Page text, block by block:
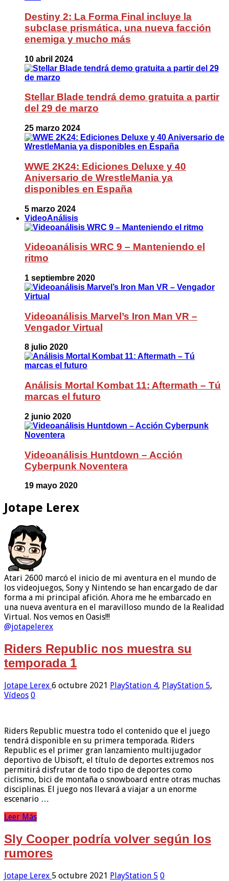
Destiny 2: La Forma Final incluye la
subclase prismática, una nueva facción
enemiga y mucho más
10 abril 2024
Stellar Blade tendrá demo gratuita a partir
del 29 de marzo
25 marzo 2024
WWE 2K24: Ediciones Deluxe y 40
Aniversario de WrestleMania ya
disponibles en España
5 marzo 2024
VideoAnálisis
Videoanálisis WRC 9 – Manteniendo el
ritmo
1 septiembre 2020
Videoanálisis Marvel’s Iron Man VR –
Vengador Virtual
8 julio 2020
Análisis Mortal Kombat 11: Aftermath – Tú
marcas el futuro
2 junio 2020
Videoanálisis Huntdown – Acción
Cyberpunk Noventera
19 mayo 2020
Jotape Lerex
Atari 2600 marcó el inicio de mi aventura en el mundo de
los videojuegos, Sony y Nintendo se han encargado de dar
forma a mi principal afición. Ahora me he embarcado en
una nueva aventura en el maravilloso mundo de la Realidad
Virtual. Nos vemos en Oasis!!!
@jotapelerex
Riders Republic nos muestra su
temporada 1
Jotape Lerex 6 octubre 2021 PlayStation 4, PlayStation 5,
Vídeos 0
Riders Republic muestra todo el contenido que el juego
tendrá disponible en su primera temporada. Riders
Republic es el primer gran lanzamiento multijugador
deportivo de Ubisoft, el título de deportes extremos nos
permitirá disfrutar de todo tipo de deportes como
ciclismo, bici de montaña o snowboard entre otras muchas
disciplinas. El juego nos llevará a viajar a un enorme
escenario …
Leer Más
Sly Cooper podría volver según los
rumores
Jotape Lerex 5 octubre 2021 PlayStation 5 0